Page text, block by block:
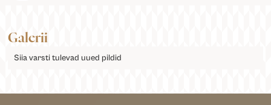
Galerii
Siia varsti tulevad uued pildid